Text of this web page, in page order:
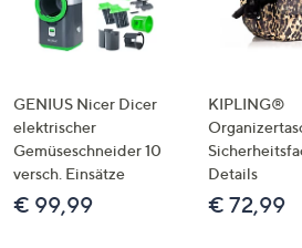
GENIUS Nicer Dicer
elektrischer
Gemüseschneider 10
versch. Einsätze
€ 99,99
KIPLING®
Details
€ 72,99